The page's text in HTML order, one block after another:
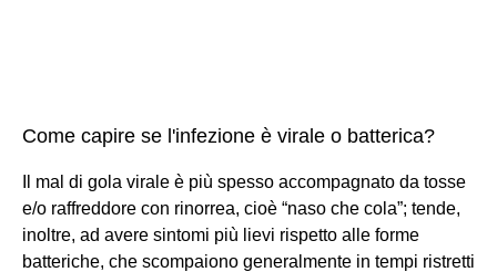
Come capire se l'infezione è virale o batterica?
Il mal di gola virale è più spesso accompagnato da tosse
e/o raffreddore con rinorrea, cioè “naso che cola”; tende,
inoltre, ad avere sintomi più lievi rispetto alle forme
batteriche, che scompaiono generalmente in tempi ristretti